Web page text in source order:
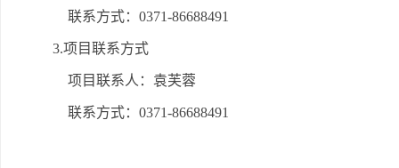
联系方式：0371-86688491
3.项目联系方式
项目联系人：袁芙蓉
联系方式：0371-86688491